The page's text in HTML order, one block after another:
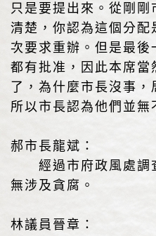
只是要提出來。從剛
清楚，你認為這個分
次要求重辦。但是最後
都有批准，因此本席當
了，為什麼市長沒事，
所以市長認為他們並無
郝市長龍斌：
經過市府政風處調
無涉及貪腐。
林議員晉章：